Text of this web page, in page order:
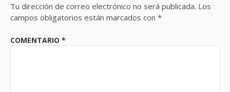
Tu dirección de correo electrónico no será publicada. Los
campos obligatorios están marcados con *
COMENTARIO *